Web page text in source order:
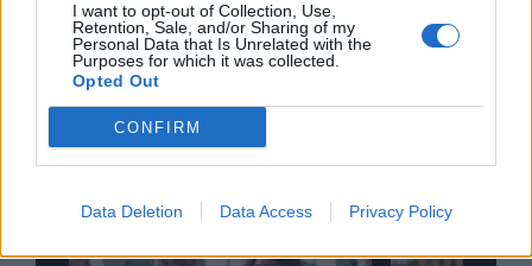
I want to opt-out of Collection, Use,
Retention, Sale, and/or Sharing of my
Personal Data that Is Unrelated with the
Purposes for which it was collected.
Opted Out
CONFIRM
Data Deletion Data Access Privacy Policy